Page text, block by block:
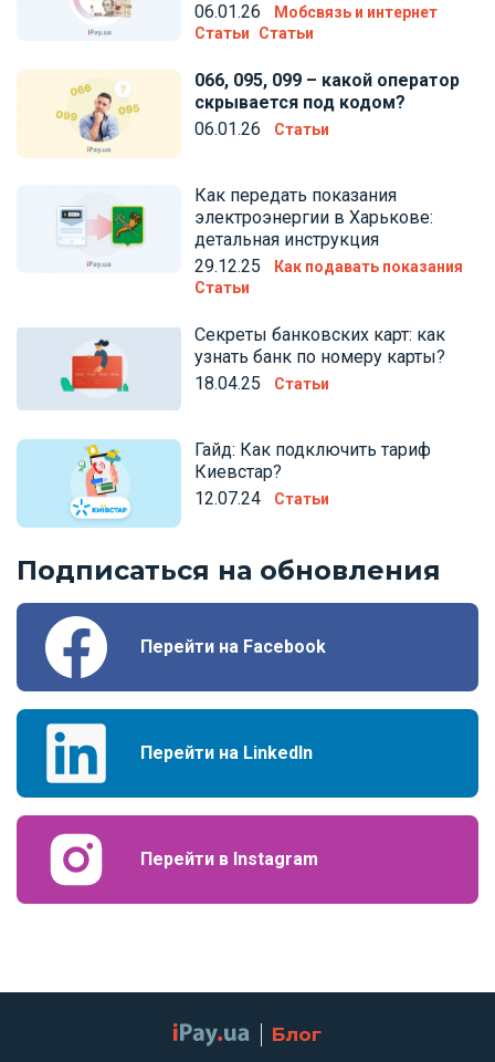
06.01.26
Мобсвязь и интернет
Статьи
Статьи
066, 095, 099 – какой оператор
скрывается под кодом?
06.01.26
Статьи
Как передать показания
электроэнергии в Харькове:
детальная инструкция
29.12.25
Как подавать показания
Статьи
Секреты банковских карт: как
узнать банк по номеру карты?
18.04.25
Статьи
Гайд: Как подключить тариф
Киевстар?
12.07.24
Статьи
Подписаться на обновления
Перейти на Facebook
Перейти на LinkedIn
Перейти в Instagram
Блог